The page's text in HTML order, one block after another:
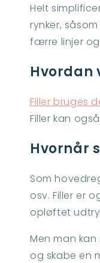
Helt
rynker,
færre linjer og
Hvordan
Filler bruges
Filler kan
Hvornår
Som
osv. Filler er
opløftet
Men man
og skabe en